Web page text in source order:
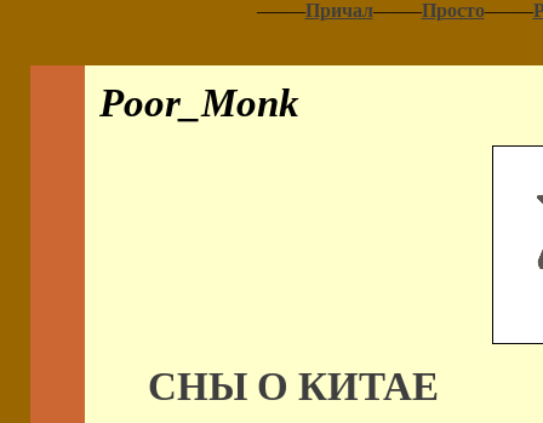
–––––Причал–––––Просто–––––
Poor_Monk
СНЫ О КИТАЕ